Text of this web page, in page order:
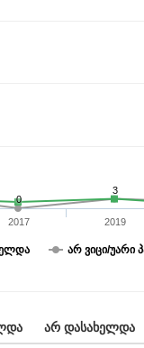
0
3
არ ვიცი/უარი
2017 2019
არ დასახელდა